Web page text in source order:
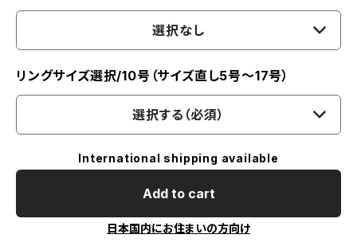
選択なし
リングサイズ選択/10号（サイズ直し5号～17号）
選択する（必須）
International shipping available
Add to cart
日本国内にお住まいの方向け